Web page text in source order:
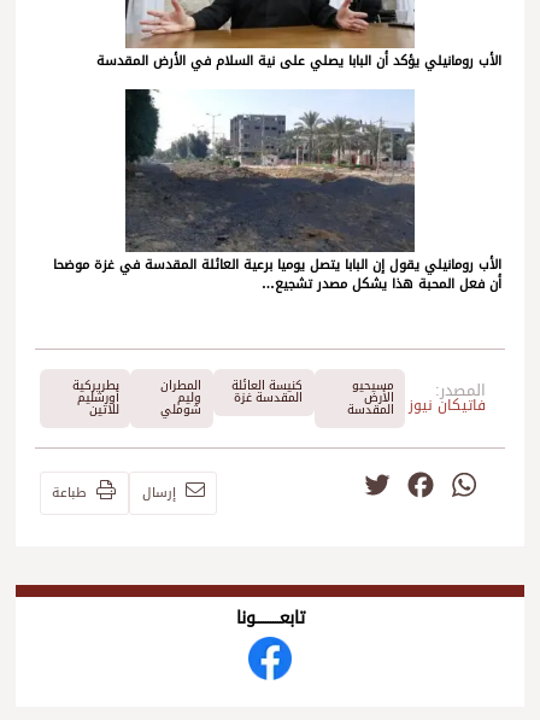
الأب رومانيلي يؤكد أن البابا يصلي على نية السلام في الأرض المقدسة
الأب رومانيلي يقول إن البابا يتصل يوميا برعية العائلة المقدسة في غزة موضحا
أن فعل المحبة هذا يشكل مصدر تشجيع…
المصدر:
فاتيكان نيوز
مسيحيو
الأرض
المقدسة
كنيسة العائلة
المقدسة غزة
المطران
وليم
شوملي
بطريركية
أورشليم
للاتين
WhatsApp
Facebook إرسال طباعة
تابعــــــــــونا